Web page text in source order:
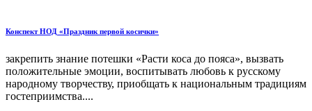
Конспект НОД «Праздник первой косички»
закрепить знание потешки «Расти коса до пояса», вызвать
положительные эмоции, воспитывать любовь к русскому
народному творчеству, приобщать к национальным традициям
гостеприимства....